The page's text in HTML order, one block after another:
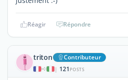
Réagir Répondre
triton Contributeur
| 121 POSTS